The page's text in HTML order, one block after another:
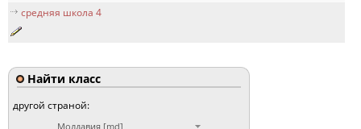
средняя школа 4
Найти класс
другой страной:
Молдавия [md]